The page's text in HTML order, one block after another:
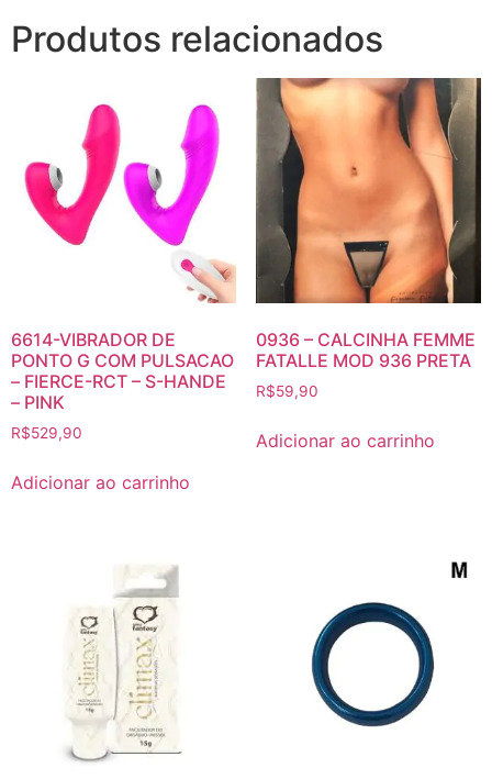
Produtos relacionados
6614-VIBRADOR DE
PONTO G COM PULSACAO
– FIERCE-RCT – S-HANDE
– PINK
R$529,90
Adicionar ao carrinho
0936 – CALCINHA FEMME
FATALLE MOD 936 PRETA
R$59,90
Adicionar ao carrinho